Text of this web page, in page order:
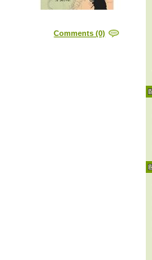
Comments (0)